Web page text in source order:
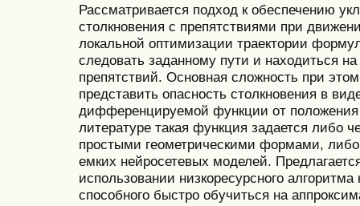
Рассматривается подход к обеспечению
столкновения с препятствиями при
локальной оптимизации траектории
следовать заданному пути и находиться
препятствий. Основная сложность при
представить опасность столкновения в
дифференцируемой функции от положения
литературе такая функция задается либо
простыми геометрическими формами,
емких нейросетевых моделей.
использовании низкоресурсного алгоритма
способного быстро обучиться на